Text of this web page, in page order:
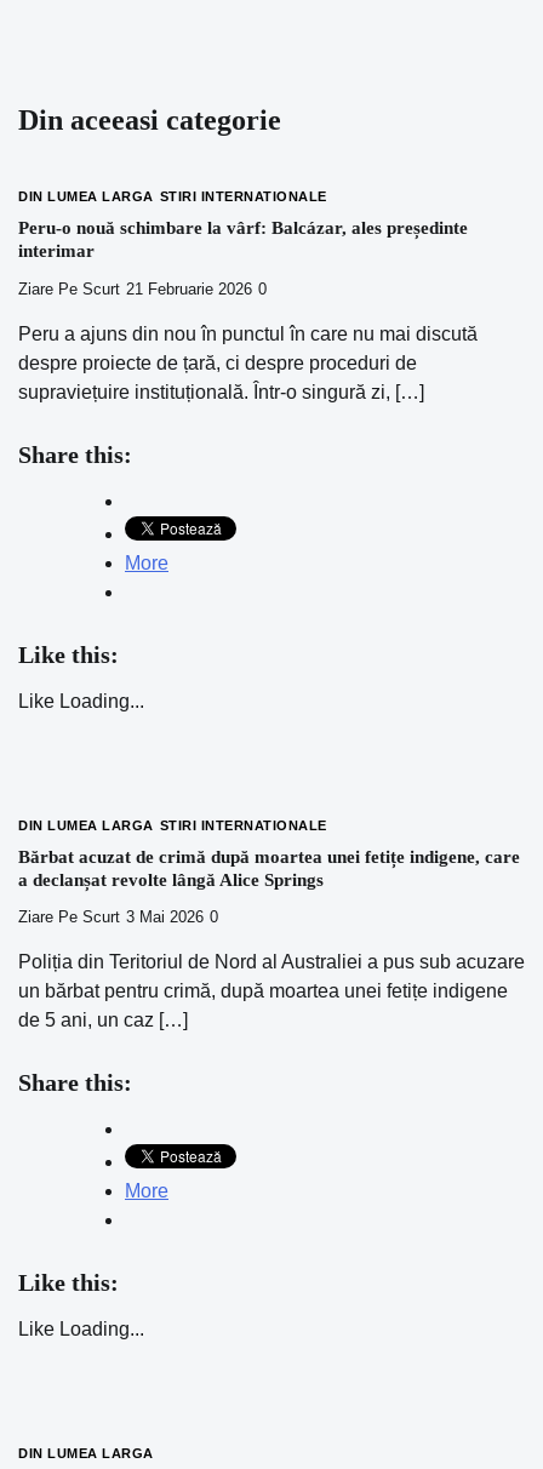
Din aceeasi categorie
DIN LUMEA LARGA STIRI INTERNATIONALE
Peru-o nouă schimbare la vârf: Balcázar, ales președinte
interimar
Ziare Pe Scurt 21 Februarie 2026 0
Peru a ajuns din nou în punctul în care nu mai discută
despre proiecte de țară, ci despre proceduri de
supraviețuire instituțională. Într-o singură zi, […]
Share this:
More
Like this:
Like Loading...
DIN LUMEA LARGA STIRI INTERNATIONALE
Bărbat acuzat de crimă după moartea unei fetițe indigene, care
a declanșat revolte lângă Alice Springs
Ziare Pe Scurt 3 Mai 2026 0
Poliția din Teritoriul de Nord al Australiei a pus sub acuzare
un bărbat pentru crimă, după moartea unei fetițe indigene
de 5 ani, un caz […]
Share this:
More
Like this:
Like Loading...
DIN LUMEA LARGA